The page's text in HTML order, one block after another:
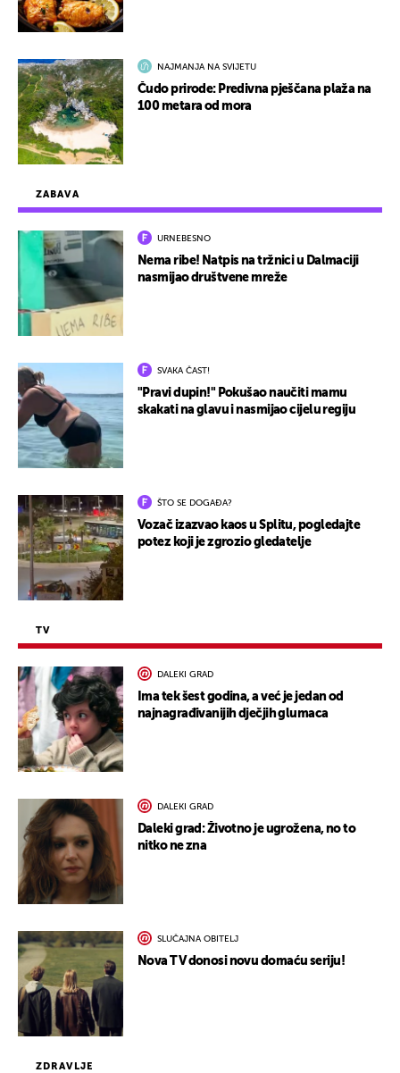
ZDRAVLJE
ZABAVA
URNEBESNO
Nema ribe! Natpis na tržnici u Dalmaciji
nasmijao društvene mreže
SVAKA ČAST!
"Pravi dupin!" Pokušao naučiti mamu
skakati na glavu i nasmijao cijelu regiju
ŠTO SE DOGAĐA?
Vozač izazvao kaos u Splitu, pogledajte
potez koji je zgrozio gledatelje
TV
DALEKI GRAD
Ima tek šest godina, a već je jedan od
najnagrađivanijih dječjih glumaca
DALEKI GRAD
Daleki grad: Životno je ugrožena, no to
nitko ne zna
SLUČAJNA OBITELJ
Nova TV donosi novu domaću seriju!
NAJMANJA NA SVIJETU
Čudo prirode: Predivna pješčana plaža na
100 metara od mora